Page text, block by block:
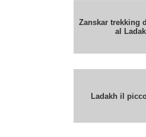
Zanskar trekking
al
Ladakh il